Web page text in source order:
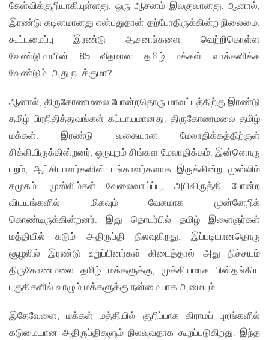
கேள்விக்குறியாகியுள்ளது. ஒரு ஆசனம் இலகுவானது. ஆனால்,
இரண்டு கடினமானது என்பதுதான் தற்போதிருக்கின்ற நிலைமை.
கூட்டமைப்பு இரண்டு ஆசனங்களை வெற்றிகொள்ள
வேண்டுமாயின் 85 வீதமான தமிழ் மக்கள் வாக்களிக்க
வேண்டும். அது நடக்குமா?
ஆனால், திருகோணமலை போன்றதொரு மாவட்டத்திற்கு இரண்டு
தமிழ் பிரநிதித்துவங்கள் கட்டாயமானது. திருகோணமலை தமிழ்
மக்கள், இரண்டு வகையான மேலாதிக்கத்திற்குள்
சிக்கியிருக்கின்றனர். ஒருபுறம் சிங்கள மேலாதிக்கம், இன்னொரு
புறம்; ஆட்சியாளர்களின் பங்காளர்களாக இருக்கின்ற முஸ்லிம்
சமூகம். முஸ்லிம்கள் வேலைவாய்ப்பு, அபிவிருத்தி போன்ற
விடயங்களில் மிகவும் வேகமாக முன்னேறிக்
கொண்டிருக்கின்றனர். இது தொடர்பில் தமிழ் இளைஞர்கள்
மத்தியில் கடும் அதிருப்தி நிலவுகிறது. இப்படியானதொரு
சூழலில் இரண்டு உறுப்பினர்கள் கிடைத்தால் அது நிச்சயம்
திருகோணமலை தமிழ் மக்களுக்கு, முக்கியமாக பின்தங்கிய
பகுதிகளில் வாழும் மக்களுக்கு நன்மையாக அமையும்.
இதேவேளை, மக்கள் மத்தியில் குறிப்பாக கிராமப் புறங்களில்
கடுமையான அதிருப்திகளும் நிலவுவதாக கூறப்படுகிறது. இந்த